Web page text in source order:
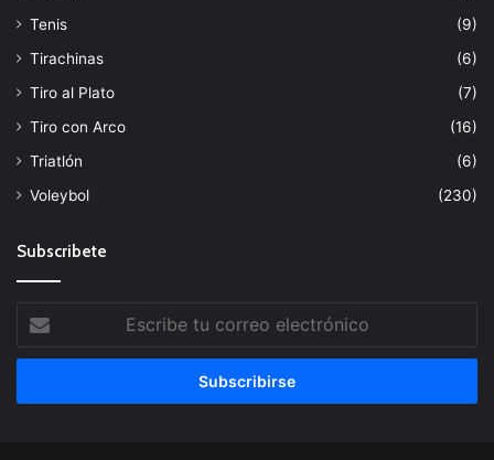
Tenis
(9)
Tirachinas
(6)
Tiro al Plato
(7)
Tiro con Arco
(16)
Triatlón
(6)
Voleybol
(230)
Subscribete
tu
correo